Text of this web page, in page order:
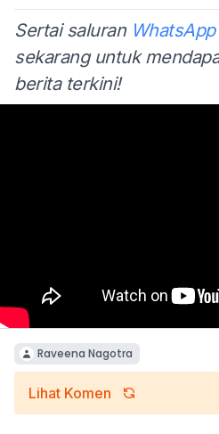
Sertai saluran
sekarang untuk
berita terkini!
Raveena Nagotra
Lihat Komen